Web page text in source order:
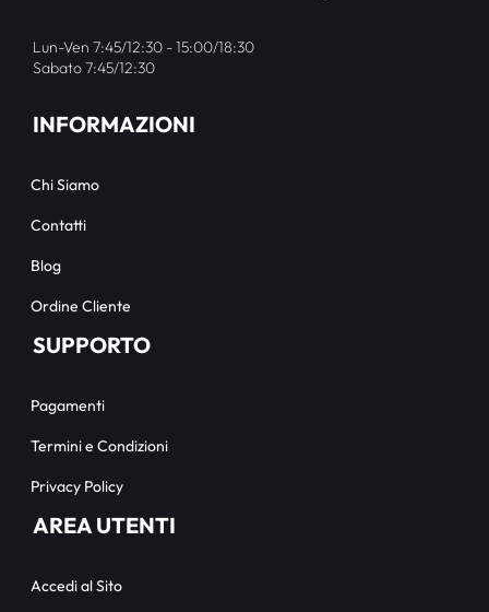
Lun-Ven 7:45/12:30 - 15:00/18:30
Sabato 7:45/12:30
INFORMAZIONI
Chi Siamo
Contatti
Blog
Ordine Cliente
SUPPORTO
Pagamenti
Termini e Condizioni
Privacy Policy
AREA UTENTI
Accedi al Sito